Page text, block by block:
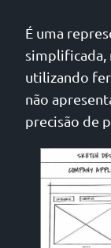
É uma
simplificada,
utilizando
não
precisão de